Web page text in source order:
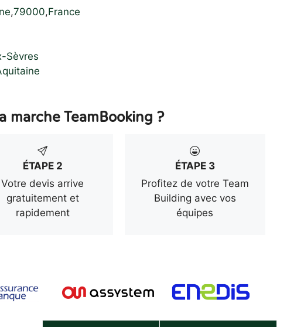
,79000,France
Sèvres
marche TeamBooking ?
ÉTAPE 2
Votre devis arrive
gratuitement et
rapidement
ÉTAPE 3
Profitez de votre Team
Building avec vos
équipes